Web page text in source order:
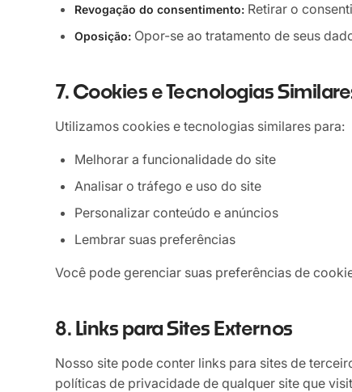
Revogação do consentimento: Retirar o
Oposição: Opor-se ao tratamento de seus
7. Cookies e Tecnologias
Utilizamos cookies e tecnologias similares para:
Melhorar a funcionalidade do site
Analisar o tráfego e uso do site
Personalizar conteúdo e anúncios
Lembrar suas preferências
Você pode gerenciar suas preferências de
8. Links para Sites Externos
Nosso site pode conter links para sites de
políticas de privacidade de qualquer site que